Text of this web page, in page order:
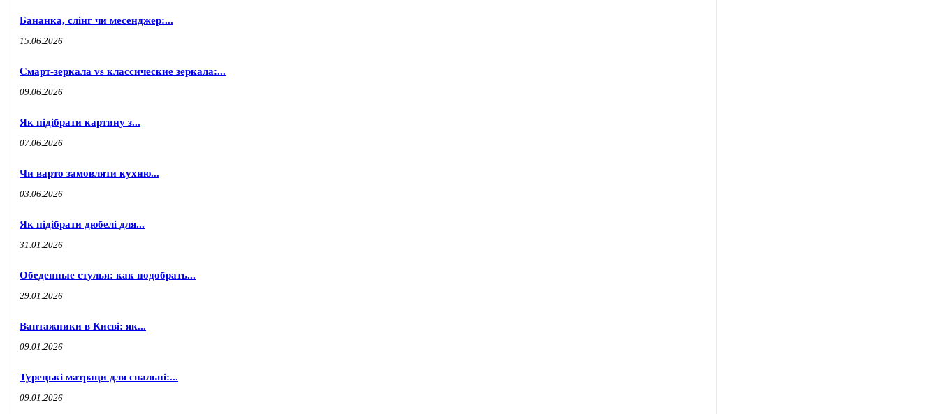
Бананка, слінг чи месенджер:...
15.06.2026
Смарт-зеркала vs классические зеркала:...
09.06.2026
Як підібрати картину з...
07.06.2026
Чи варто замовляти кухню...
03.06.2026
Як підібрати дюбелі для...
31.01.2026
Обеденные стулья: как подобрать...
29.01.2026
Вантажники в Києві: як...
09.01.2026
Турецькі матраци для спальні:...
09.01.2026